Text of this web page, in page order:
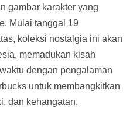
gambar karakter yang
Mulai tanggal 19
koleksi nostalgia ini akan
memadukan kisah
dengan pengalaman
untuk membangkitkan
dan kehangatan.